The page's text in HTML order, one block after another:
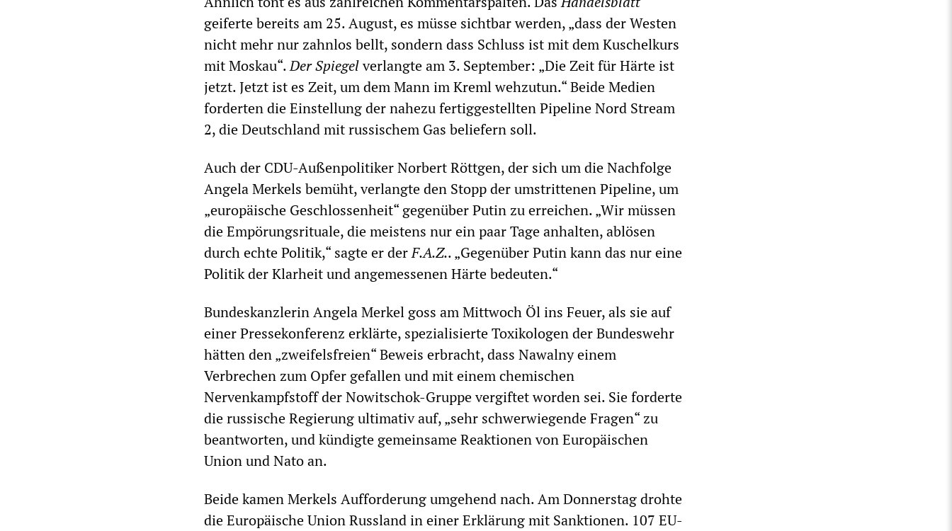
geiferte bereits am 25. August, es müsse sichtbar werden, „dass der Westen
nicht mehr nur zahnlos bellt, sondern dass Schluss ist mit dem Kuschelkurs
mit Moskau“.Der Spiegelverlangte am 3. September: „Die Zeit für Härte ist
jetzt. Jetzt ist es Zeit, um dem Mann im Kreml wehzutun.“ Beide Medien
forderten die Einstellung der nahezu fertiggestellten Pipeline Nord Stream
2, die Deutschland mit russischem Gas beliefern soll.
Auch der CDU-Außenpolitiker Norbert Röttgen, der sich um die Nachfolge
Angela Merkels bemüht, verlangte den Stopp der umstrittenen Pipeline, um
„europäische Geschlossenheit“ gegenüber Putin zu erreichen. „Wir müssen
die Empörungsrituale, die meistens nur ein paar Tage anhalten, ablösen
durch echte Politik,“ sagte er derF.A.Z.. „Gegenüber Putin kann das nur eine
Politik der Klarheit und angemessenen Härte bedeuten.“
Bundeskanzlerin Angela Merkel goss am Mittwoch Öl ins Feuer, als sie auf
einer Pressekonferenz erklärte, spezialisierte Toxikologen der Bundeswehr
hätten den „zweifelsfreien“ Beweis erbracht, dass Nawalny einem
Verbrechen zum Opfer gefallen und mit einem chemischen
Nervenkampfstoff der Nowitschok-Gruppe vergiftet worden sei. Sie forderte
die russische Regierung ultimativ auf, „sehr schwerwiegende Fragen“ zu
beantworten, und kündigte gemeinsame Reaktionen von Europäischen
Union und Nato an.
Beide kamen Merkels Aufforderung umgehend nach. Am Donnerstag drohte
die Europäische Union Russland in einer Erklärung mit Sanktionen. 107 EU-